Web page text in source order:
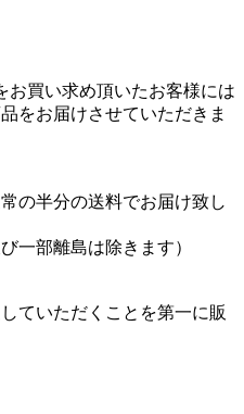
お買い求め頂いたお客様には
をお届けさせていただきま
の半分の送料でお届け致し
一部離島は除きます）
ていただくことを第一に販